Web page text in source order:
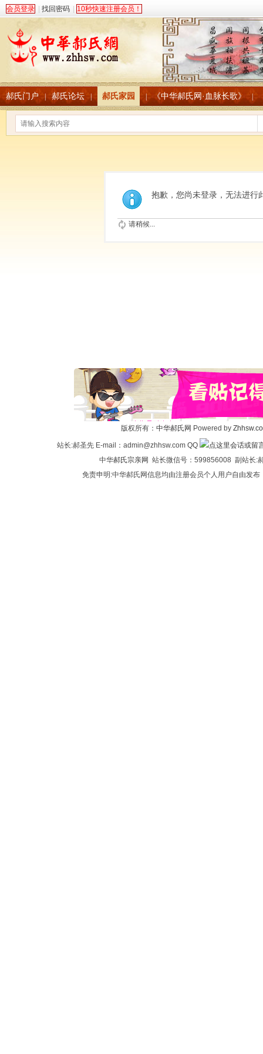
会员登录 找回密码 10秒快速注册会员！
郝氏门户 | 郝氏论坛 | 郝氏家园 《中华郝氏网·血脉长歌》
抱歉，您尚未登录，无法进行
请稍候...
版权所有： 中华郝氏网 Powered by
站长:郝圣先 E-mail：admin@zhhsw.com QQ
中华郝氏宗亲网 站长微信号：599856008 副站长:
免责申明:中华郝氏网信息均由注册会员个人用户自由发